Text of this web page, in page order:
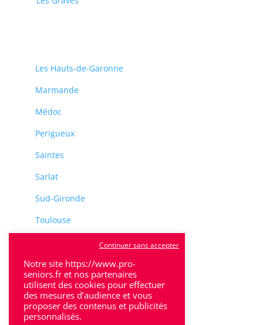
Les Hauts-de-Garonne
Marmande
Médoc
Perigueux
Saintes
Sarlat
Sud-Gironde
Toulouse
Villeneuve-Sur-Lot
Notre site https://www.pro-
seniors.fr et nos partenaires
utilisent des cookies pour effectuer
des mesures d’audience et vous
proposer des contenus et publicités
personnalisés.
Continuer sans accepter